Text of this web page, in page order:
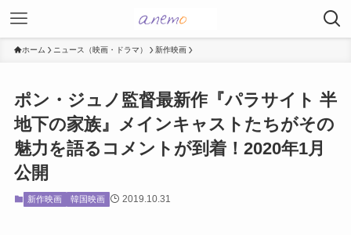
ホーム ニュース（映画・ドラマ） 新作映画
ポン・ジュノ監督最新作『パラサイト 半
地下の家族』メインキャストたちがその
魅力を語るコメントが到着！2020年1月
公開
新作映画 韓国映画 2019.10.31